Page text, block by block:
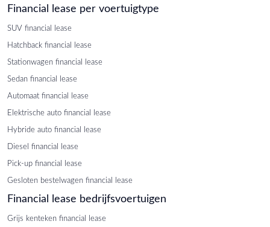
Financial lease per voertuigtype
SUV financial lease
Hatchback financial lease
Stationwagen financial lease
Sedan financial lease
Automaat financial lease
Elektrische auto financial lease
Hybride auto financial lease
Diesel financial lease
Pick-up financial lease
Gesloten bestelwagen financial lease
Financial lease bedrijfsvoertuigen
Grijs kenteken financial lease